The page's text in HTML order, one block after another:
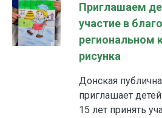
Приглашаем
участие в
региональном
рисунка
Донская
приглашает
15 лет принять